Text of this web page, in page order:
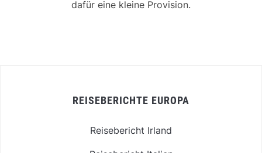
dafür eine kleine Provision.
REISEBERICHTE EUROPA
Reisebericht Irland